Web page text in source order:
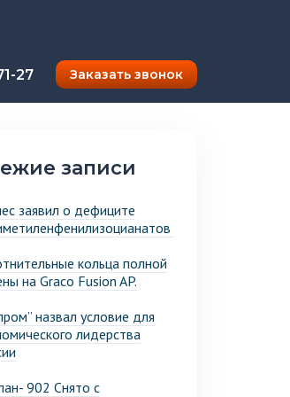
27 Заказать звонок
записи
заявил о дефиците
кольца полной
на Graco Fusion AP.
назвал условие для
лидерства
902 Снято с